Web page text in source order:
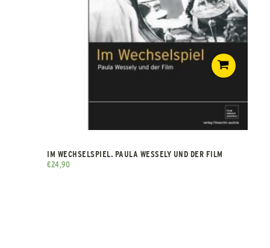
IM WECHSELSPIEL. PAULA WESSELY UND DER FILM
€24,90